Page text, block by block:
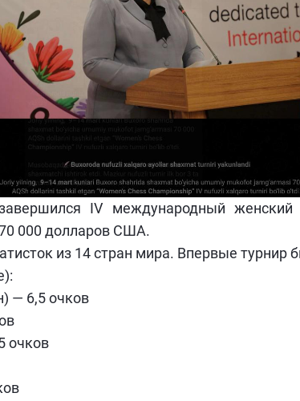
IV международный женский
000 долларов США.
из 14 стран мира. Впервые турнир
— 6,5 очков
очков